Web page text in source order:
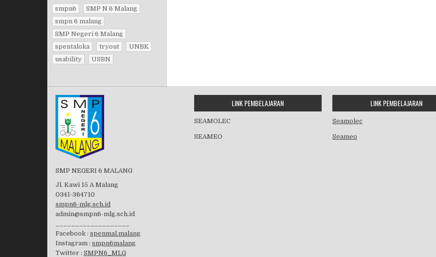
smpn6
SMP N 6 Malang
smpn 6 malang
SMP Negeri 6 Malang
spentaloka
tryout
UNBK
usability
USBN
SMP NEGERI 6 MALANG
Jl. Kawi 15 A Malang
0341-364710
smpn6-mlg.sch.id
admin@smpn6-mlg.sch.id
Facebook : spenmal.malang
Instagram : smpn6malang
Twitter : SMPN6_MLG
LINK PEMBELAJARAN
SEAMOLEC
SEAMEO
LINK PEMBELAJARAN
Seamolec
Seameo